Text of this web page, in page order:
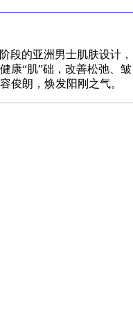
段的亚洲男士肌肤设计，
康“肌”础，改善松弛、皱
俊朗，焕发阳刚之气。